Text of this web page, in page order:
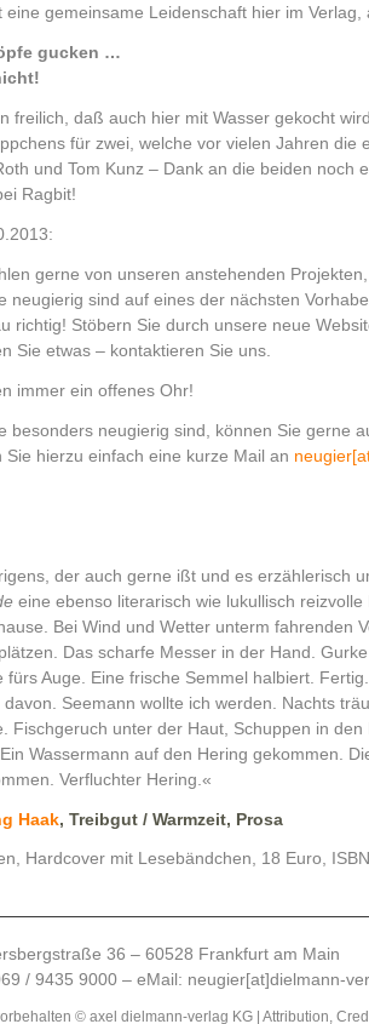
eine gemeinsame Leidenschaft hier im Verlag,
gucken …
freilich, daß auch hier mit Wasser gekocht
für zwei, welche vor vielen Jahren die
und Tom Kunz – Dank an die beiden noch
Ragbit!
gerne von unseren anstehenden
neugierig sind auf eines der nächsten
richtig! Stöbern Sie durch unsere neue
Sie etwas – kontaktieren Sie uns.
immer ein offenes Ohr!
besonders neugierig sind, können Sie gerne
Sie hierzu einfach eine kurze Mail an
der auch gerne ißt und es erzählerisch
eine ebenso literarisch wie lukullisch
Bei Wind und Wetter unterm fahrenden
Das scharfe Messer in der Hand.
fürs Auge. Eine frische Semmel halbiert.
davon. Seemann wollte ich werden. Nachts
Fischgeruch unter der Haut, Schuppen in
Wassermann auf den Hering gekommen.
Verfluchter Hering.«
Haak, Treibgut / Warmzeit, Prosa
Hardcover mit Lesebändchen, 18 Euro,
36 – 60528 Frankfurt am Main
/ 9435 9000 – eMail: neugier[at]dielmann-
© axel dielmann-verlag KG | Attribution,